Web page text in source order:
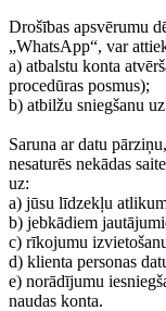
Drošības apsvērumu
„WhatsApp“, var
a) atbalstu konta
procedūras posmus);
b) atbilžu sniegšanu
Saruna ar datu
nesaturēs nekādas
uz:
a) jūsu līdzekļu
b) jebkādiem
c) rīkojumu
d) klienta personas
e) norādījumu
naudas konta.